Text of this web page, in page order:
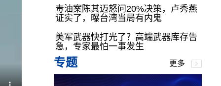
毒油案陈其迈怒问20%决策，卢秀燕
证实了，曝台湾当局有内鬼
美军武器快打光了？高端武器库存告
急，专家最怕一事发生
专题 更多